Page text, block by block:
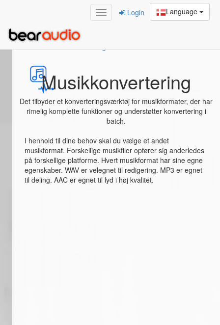
Language
Login
Musikkonvertering
Det tilbyder et konverteringsværktøj for musikformater, der har
rimelig komplette funktioner og understøtter konvertering i
batch.
I henhold til dine behov skal du vælge et andet
musikformat. Forskellige musikfiler opfører sig anderledes
på forskellige platforme. Hvert musikformat har sine egne
egenskaber. WAV er velegnet til redigering. MP3 er egnet
til deling. AAC er egnet til lyd i høj kvalitet.